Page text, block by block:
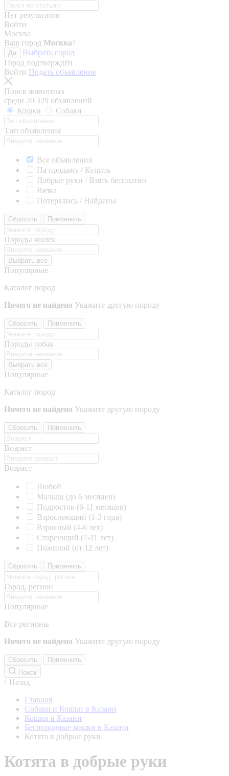
Нет результатов
Войти
Москва
Ваш город Москва?
Да
Выбрать город
Город подтверждён
Войти Подать объявление
Поиск животных
среди 20 329 объявлений
Кошки
Собаки
Тип объявления
Все объявления
На продажу / Купить
Добрые руки / Взять бесплатно
Вязка
Потерялись / Найдены
Сбросить Применить
Породы кошек
Выбрать все
Популярные
Каталог пород
Ничего не найдено Укажите другую породу
Сбросить Применить
Породы собак
Выбрать все
Популярные
Каталог пород
Ничего не найдено Укажите другую породу
Сбросить Применить
Возраст
Возраст
Любой
Малыш (до 6 месяцев)
Подросток (6-11 месяцев)
Взрослеющий (1-3 года)
Взрослый (4-6 лет)
Стареющий (7-11 лет)
Пожилой (от 12 лет)
Сбросить Применить
Город, регион
Популярные
Все регионы
Ничего не найдено Укажите другую породу
Сбросить
Применить
Поиск
Назад
Главная
Собаки и Кошки в Казани
Кошки в Казани
Беспородные кошки в Казани
Котята в добрые руки
Котята в добрые руки